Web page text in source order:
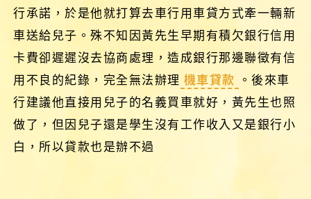
行承諾，於是他就打算去車行用車貸方式牽一輛新
車送給兒子。殊不知因黃先生早期有積欠銀行信用
卡費卻遲遲沒去協商處理，造成銀行那邊聯徵有信
用不良的紀錄，完全無法辦理 機車貸款 。後來車
行建議他直接用兒子的名義買車就好，黃先生也照
做了，但因兒子還是學生沒有工作收入又是銀行小
白，所以貸款也是辦不過